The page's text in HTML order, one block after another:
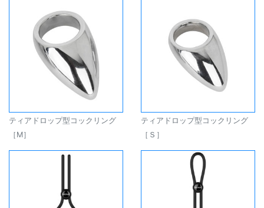
ティアドロップ型コックリング
［M］
ティアドロップ型コックリング
［Ｓ］